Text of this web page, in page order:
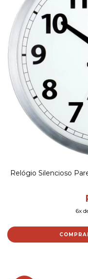
Relógio Silencioso
6x